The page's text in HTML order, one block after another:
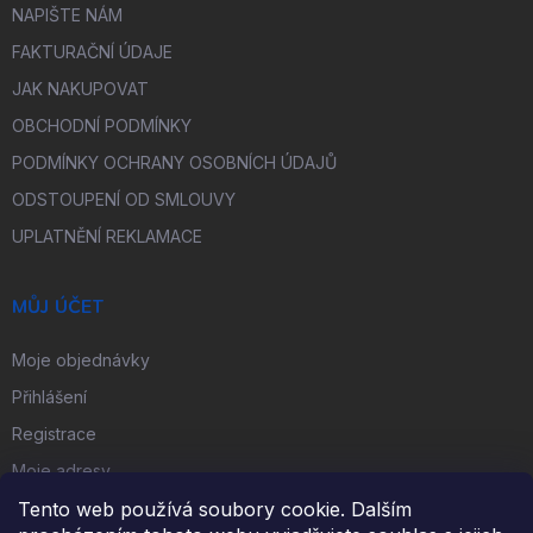
Tento web používá soubory cookie. Dalším
NAPIŠTE NÁM
FAKTURAČNÍ ÚDAJE
JAK NAKUPOVAT
OBCHODNÍ PODMÍNKY
PODMÍNKY OCHRANY OSOBNÍCH ÚDAJŮ
ODSTOUPENÍ OD SMLOUVY
UPLATNĚNÍ REKLAMACE
MŮJ ÚČET
Moje objednávky
Přihlášení
Registrace
Moje adresy